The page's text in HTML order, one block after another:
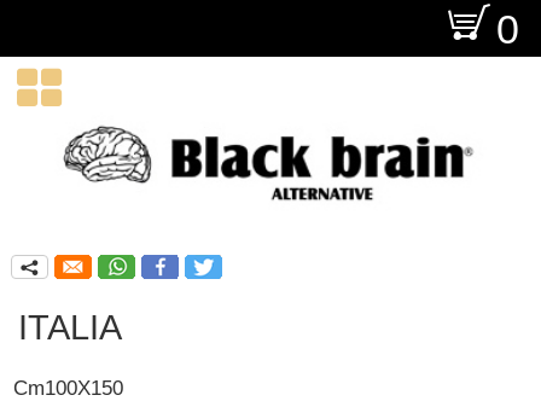
O 0

q
ITALIA
Cm100X150